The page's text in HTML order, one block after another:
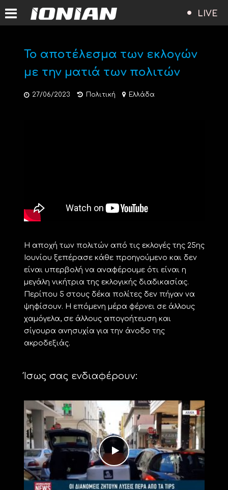
LIVE
Το αποτέλεσμα των εκλογών
με την ματιά των πολιτών
27/06/2023 Πολιτική Ελλάδα
Η αποχή των πολιτών από τις εκλογές της 25ης
Ιουνίου ξεπέρασε κάθε προηγούμενο και δεν
είναι υπερβολή να αναφέρουμε ότι είναι η
μεγάλη νικήτρια της εκλογικής διαδικασίας.
Περίπου 5 στους δέκα πολίτες δεν πήγαν να
ψηφίσουν. Η επόμενη μέρα φέρνει σε άλλους
χαμόγελα, σε άλλους απογοήτευση και
σίγουρα ανησυχία για την άνοδο της
ακροδεξιάς.
Ίσως σας ενδιαφέρουν: